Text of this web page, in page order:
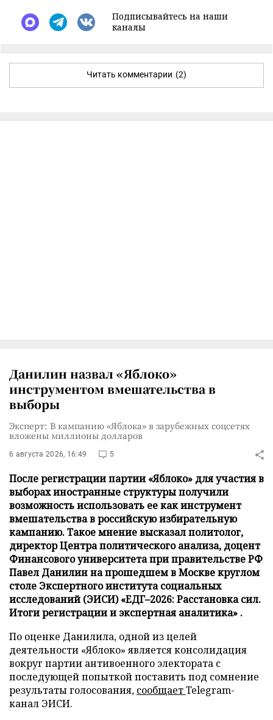
Подписывайтесь на наши
каналы
Читать комментарии (2)
Данилин назвал «Яблоко»
инструментом вмешательства в
выборы
Эксперт: В кампанию «Яблока» в зарубежных соцсетях
вложены миллионы долларов
6 августа 2026, 16:49 5
После регистрации партии «Яблоко» для участия в
выборах иностранные структуры получили
возможность использовать ее как инструмент
вмешательства в российскую избирательную
кампанию. Такое мнение высказал политолог,
директор Центра политического анализа, доцент
Финансового университета при правительстве РФ
Павел Данилин на прошедшем в Москве круглом
столе Экспертного института социальных
исследований (ЭИСИ) «ЕДГ–2026: Расстановка сил.
Итоги регистрации и экспертная аналитика» .
По оценке Данилила, одной из целей
деятельности «Яблоко» является консолидация
вокруг партии антивоенного электората с
последующей попыткой поставить под сомнение
результаты голосования, сообщаетTelegram-
канал ЭИСИ.